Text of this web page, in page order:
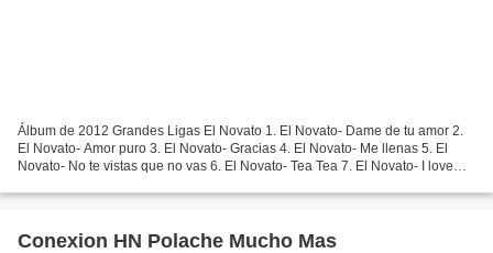
Álbum de 2012 Grandes Ligas El Novato 1. El Novato- Dame de tu amor 2.
El Novato- Amor puro 3. El Novato- Gracias 4. El Novato- Me llenas 5. El
Novato- No te vistas que no vas 6. El Novato- Tea Tea 7. El Novato- I love
Conexion HN Polache Mucho Mas